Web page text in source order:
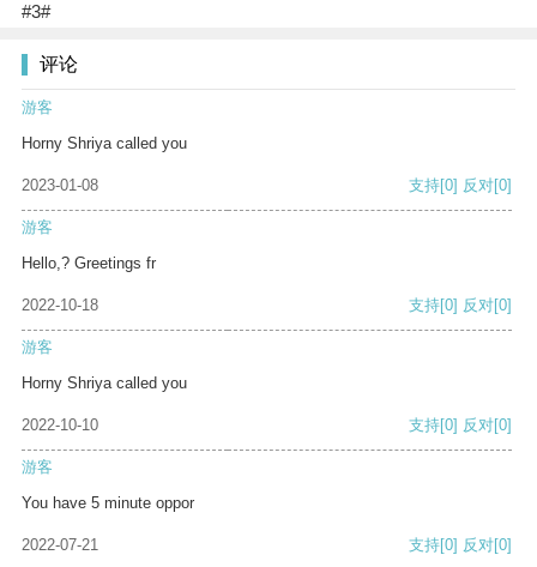
#3#
评论
游客
Horny Shriya called you
2023-01-08 支持[0] 反对[0]
游客
Hello,? Greetings fr
2022-10-18 支持[0] 反对[0]
游客
Horny Shriya called you
2022-10-10 支持[0] 反对[0]
游客
You have 5 minute oppor
2022-07-21 支持[0] 反对[0]